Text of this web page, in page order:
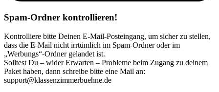
Spam-Ordner kontrollieren!
Kontrolliere bitte Deinen E-Mail-Posteingang, um sicher zu stellen,
dass die E-Mail nicht irrtümlich im Spam-Ordner oder im
„Werbungs“-Ordner gelandet ist.
Solltest Du – wider Erwarten – Probleme beim Zugang zu deinem
Paket haben, dann schreibe bitte eine Mail an:
support@klassenzimmerbuehne.de